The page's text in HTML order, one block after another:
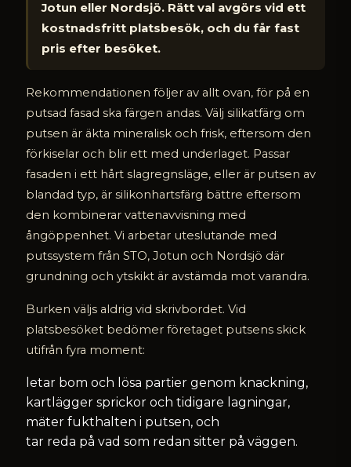
Jotun eller Nordsjö. Rätt val avgörs vid ett
kostnadsfritt platsbesök, och du får fast
pris efter besöket.
Rekommendationen följer av allt ovan, för på en
putsad fasad ska färgen andas. Välj silikatfärg om
putsen är äkta mineralisk och frisk, eftersom den
förkiselar och blir ett med underlaget. Passar
fasaden i ett hårt slagregnsläge, eller är putsen av
blandad typ, är silikonhartsfärg bättre eftersom
den kombinerar vattenavvisning med
ångöppenhet. Vi arbetar uteslutande med
putssystem från STO, Jotun och Nordsjö där
grundning och ytskikt är avstämda mot varandra.
Burken väljs aldrig vid skrivbordet. Vid
platsbesöket bedömer företaget putsens skick
utifrån fyra moment:
letar bom och lösa partier genom knackning,
kartlägger sprickor och tidigare lagningar,
mäter fukthalten i putsen, och
tar reda på vad som redan sitter på väggen.